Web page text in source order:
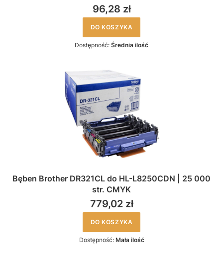
96,28 zł
DO KOSZYKA
Dostępność: Średnia ilość
Bęben Brother DR321CL do HL-L8250CDN | 25 000
str. CMYK
779,02 zł
DO KOSZYKA
Dostępność: Mała ilość